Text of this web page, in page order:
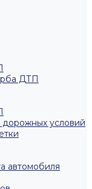
ДТП
дорожных условий
автомобиля